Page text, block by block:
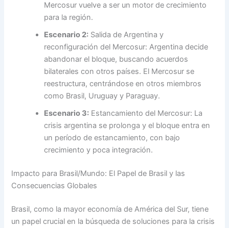
Mercosur vuelve a ser un motor de crecimiento
para la región.
Escenario 2: Salida de Argentina y
reconfiguración del Mercosur: Argentina decide
abandonar el bloque, buscando acuerdos
bilaterales con otros países. El Mercosur se
reestructura, centrándose en otros miembros
como Brasil, Uruguay y Paraguay.
Escenario 3: Estancamiento del Mercosur: La
crisis argentina se prolonga y el bloque entra en
un período de estancamiento, con bajo
crecimiento y poca integración.
Impacto para Brasil/Mundo: El Papel de Brasil y las
Consecuencias Globales
Brasil, como la mayor economía de América del Sur, tiene
un papel crucial en la búsqueda de soluciones para la crisis